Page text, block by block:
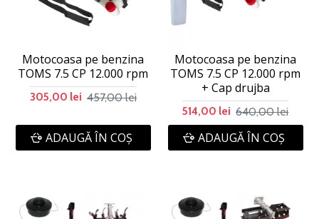
Motocoasa pe benzina
TOMS 7.5 CP 12.000 rpm
305,00 lei 457,00 lei
ADAUGĂ ÎN COŞ
Motocoasa pe benzina
TOMS 7.5 CP 12.000 rpm
+ Cap drujba
514,00 lei 640,00 lei
ADAUGĂ ÎN COŞ